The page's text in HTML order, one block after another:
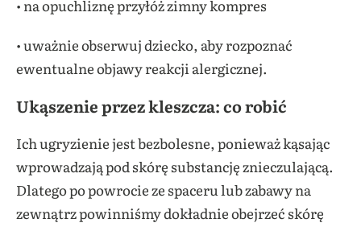
• na opuchliznę przyłóż zimny kompres
• uważnie obserwuj dziecko, aby rozpoznać
ewentualne objawy reakcji alergicznej.
Ukąszenie przez kleszcza: co robić
Ich ugryzienie jest bezbolesne, ponieważ kąsając
wprowadzają pod skórę substancję znieczulającą.
Dlatego po powrocie ze spaceru lub zabawy na
zewnątrz powinniśmy dokładnie obejrzeć skórę